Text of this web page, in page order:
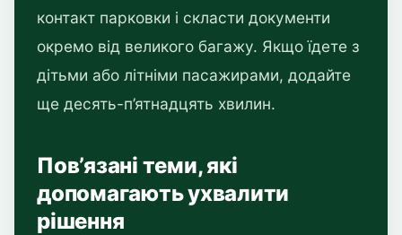
контакт парковки і скласти документи
окремо від великого багажу. Якщо їдете з
дітьми або літніми пасажирами, додайте
ще десять-п’ятнадцять хвилин.
Пов’язані теми, які
допомагають ухвалити
рішення